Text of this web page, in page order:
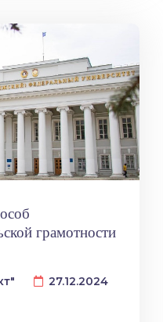
грамотности
27.12.2024